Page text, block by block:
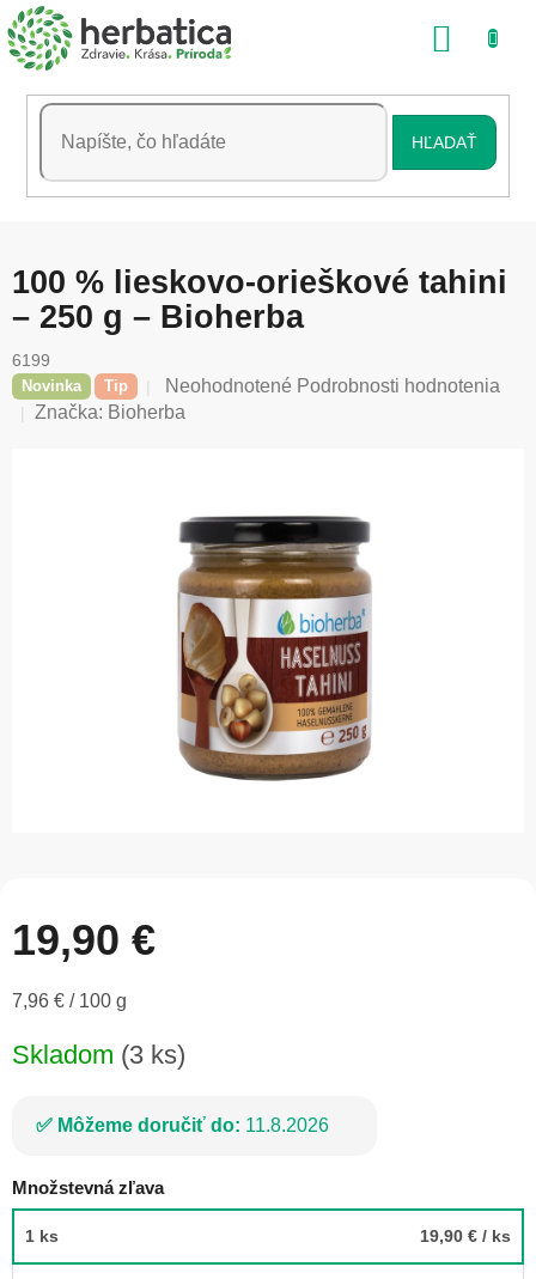
Prejsť
na
obsah
HĽADAŤ
100 % lieskovo-orieškové tahini
– 250 g – Bioherba
6199
Novinka Tip
Priemerné
hodnotenie
hviezdičiek.
Neohodnotené Podrobnosti hodnotenia
Značka: Bioherba
19,90 €
Jednotková
7,96 € / 100 g
Skladom (3 ks)
Môžeme doručiť do: 11.8.2026
Množstevná zľava
1 ks 19,90 € / ks